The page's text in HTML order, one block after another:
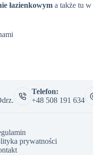
łazienkowyma także tu w
Telefon:
+48 508 191 634
prywatności